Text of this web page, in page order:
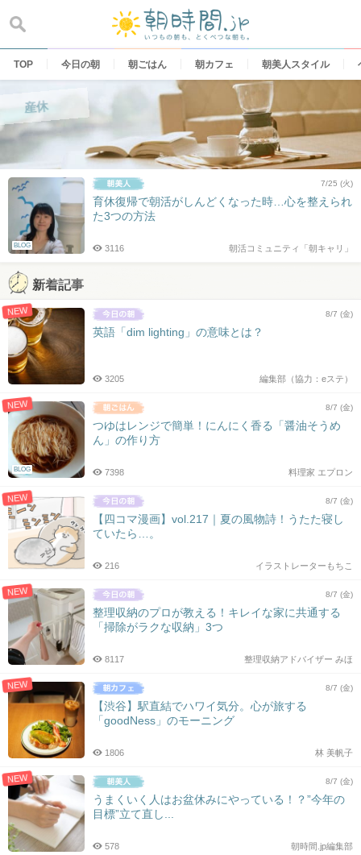
content
TOP 今日の朝 朝ごはん 朝カフェ 朝美人スタイル
産休
BLOG
7/25 (火)
育休復帰で朝活がしんどくなった時…心を整えられ
た3つの方法
朝活コミュニティ「朝キャリ」
3116
新着記事
NEW 8/7 (金)
英語「dim lighting」の意味とは？
編集部（協力：eステ）
3205
NEW
BLOG
8/7 (金)
つゆはレンジで簡単！にんにく香る「醤油そうめ
ん」の作り方
料理家 エプロン
7398
NEW 8/7 (金)
【四コマ漫画】vol.217｜夏の風物詩！うたた寝し
ていたら…。
イラストレーターもちこ
216
NEW 8/7 (金)
整理収納のプロが教える！キレイな家に共通する
「掃除がラクな収納」3つ
整理収納アドバイザー みほ
8117
NEW 8/7 (金)
【渋谷】駅直結でハワイ気分。心が旅する
「goodNess」のモーニング
林 美帆子
1806
NEW 8/7 (金)
うまくいく人はお盆休みにやっている！？”今年の
目標”立て直し...
朝時間.jp編集部
578